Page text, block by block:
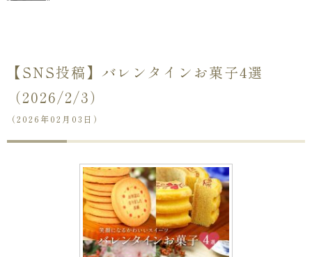
【SNS投稿】バレンタインお菓子4選
（2026/2/3）
（2026年02月03日）